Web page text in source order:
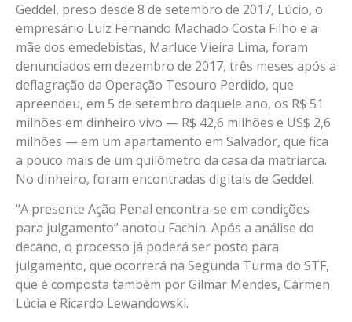
Geddel, preso desde 8 de setembro de 2017, Lúcio, o
empresário Luiz Fernando Machado Costa Filho e a
mãe dos emedebistas, Marluce Vieira Lima, foram
denunciados em dezembro de 2017, três meses após a
deflagração da Operação Tesouro Perdido, que
apreendeu, em 5 de setembro daquele ano, os R$ 51
milhões em dinheiro vivo — R$ 42,6 milhões e US$ 2,6
milhões — em um apartamento em Salvador, que fica
a pouco mais de um quilômetro da casa da matriarca.
No dinheiro, foram encontradas digitais de Geddel.
“A presente Ação Penal encontra-se em condições
para julgamento” anotou Fachin. Após a análise do
decano, o processo já poderá ser posto para
julgamento, que ocorrerá na Segunda Turma do STF,
que é composta também por Gilmar Mendes, Cármen
Lúcia e Ricardo Lewandowski.